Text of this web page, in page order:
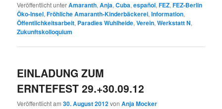
Veröffentlicht unterAmaranth,Anja,Cuba,español,FEZ,FEZ-Berlin
Öko-Insel,Fröhliche Amaranth-Kinderbäckerei,Information,
Öffentlichkeitsarbeit, Paradies Wuhlheide,Verein,Werkstatt N,
Zukunftskolloquium
EINLADUNG ZUM
ERNTEFEST 29.+30.09.12
Veröffentlicht am30. August 2012vonAnja Mocker